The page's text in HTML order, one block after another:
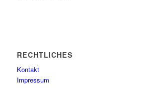
RECHTLICHES
Kontakt
Impressum